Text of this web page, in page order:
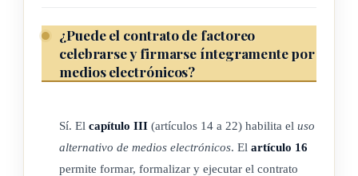
y/o futuros. Esta responsabilidad, por parte del transmitente,
deberá constar en un documento colateral de garantía o en
una de las cláusulas del contrato. Se entenderá sin recurso,
transmitente, en cuyo caso el factor asumirá los riesgos de no
¿Puede el contrato de factoreo
celebrarse y firmarse íntegramente por
medios electrónicos?
Sí. El capítulo III (artículos 14 a 22) habilita el uso
alternativo de medios electrónicos. El artículo 16
permite formar, formalizar y ejecutar el contrato